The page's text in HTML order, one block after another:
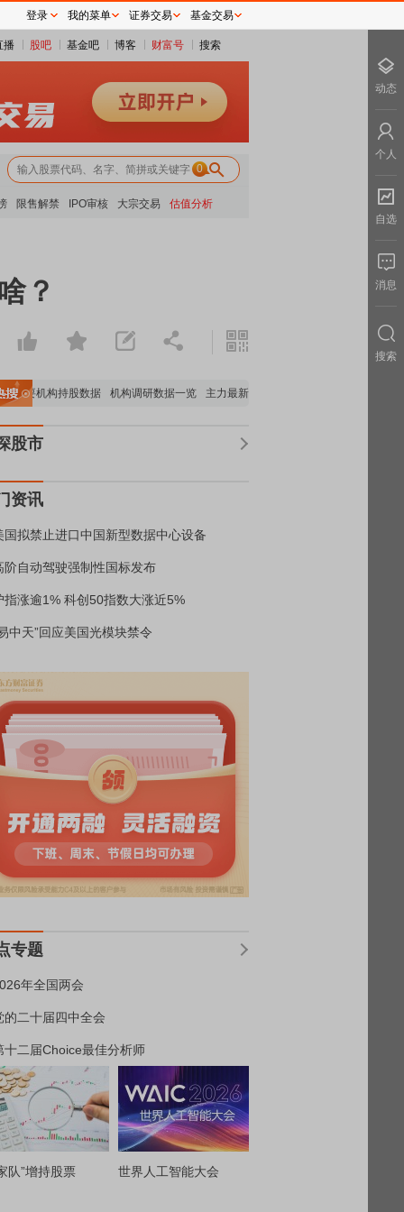
播 股吧 基金吧 博客 财富号 搜索
0
限售解禁 IPO审核 大宗交易 估值分析
？
要机构持股数据 机构调研数据一览 主力最新动向
股市
资讯
国拟禁止进口中国新型数据中心设备
阶自动驾驶强制性国标发布
指涨逾1% 科创50指数大涨近5%
中天”回应美国光模块禁令
专题
年全国两会
的二十届四中全会
十二届Choice最佳分析师
队”增持股票 世界人工智能大会
登录 我的菜单 证券交易 基金交易
动态
个人
自选
消息
搜索